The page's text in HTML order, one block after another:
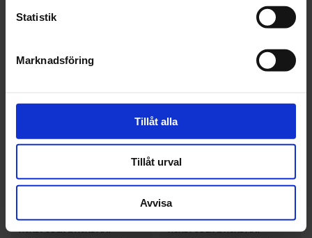
Statistik
Marknadsföring
Tillåt alla
Tillåt urval
Avvisa
HUNDFODER & HUNDMAT
HUNDFODER & HUNDMAT